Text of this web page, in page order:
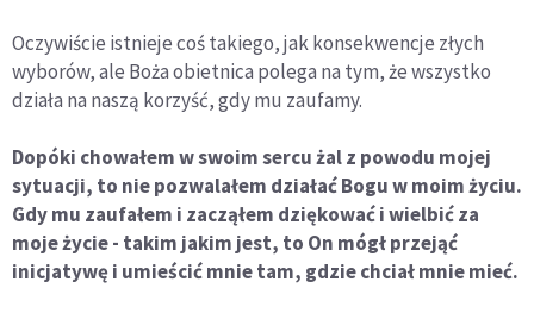
Oczywiście istnieje coś takiego, jak konsekwencje złych
wyborów, ale Boża obietnica polega na tym, że wszystko
działa na naszą korzyść, gdy mu zaufamy.
Dopóki chowałem w swoim sercu żal z powodu mojej
sytuacji, to nie pozwalałem działać Bogu w moim życiu.
Gdy mu zaufałem i zacząłem dziękować i wielbić za
moje życie - takim jakim jest, to On mógł przejąć
inicjatywę i umieścić mnie tam, gdzie chciał mnie mieć.